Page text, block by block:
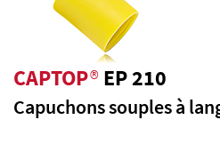
CAPTOP®EP 210
Capuchons souples à